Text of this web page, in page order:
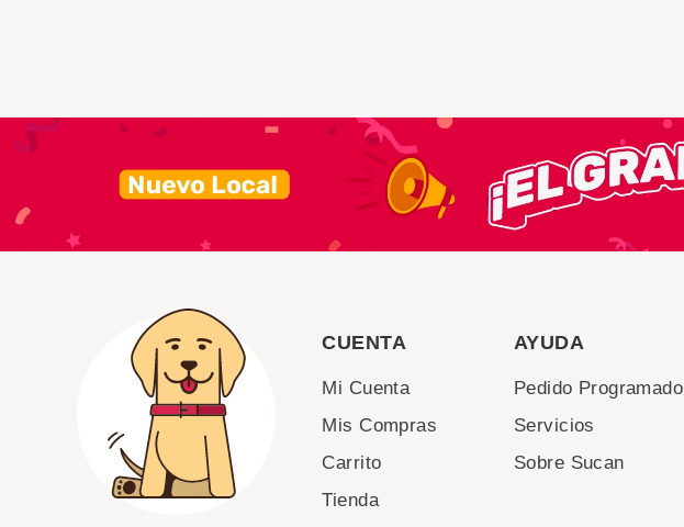
CUENTA
Mi Cuenta
Mis Compras
Carrito
Tienda
AYUDA
Pedido Programado
Servicios
Sobre Sucan